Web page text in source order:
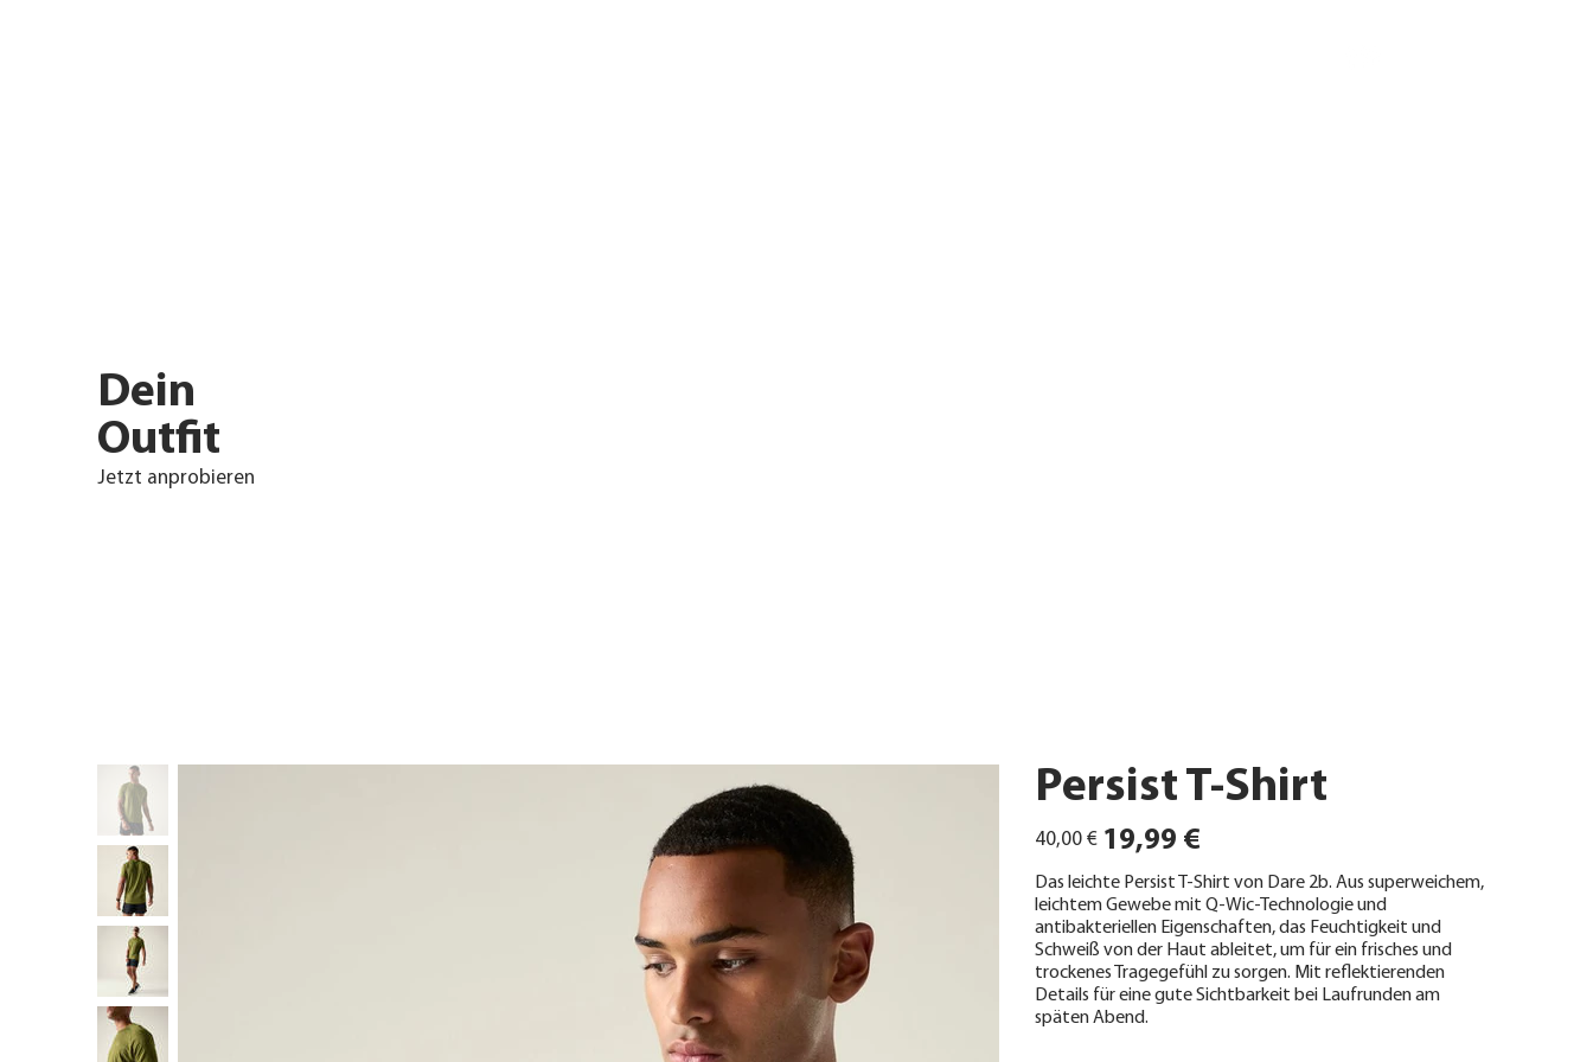
Persist T-Shirt
Ursprünglicher
Preis
40,00 € Angebotspreis
19,99 €
Das leichte Persist T-Shirt von Dare 2b. Aus superweichem,
leichtem Gewebe mit Q-Wic-Technologie und
antibakteriellen Eigenschaften, das Feuchtigkeit und
Schweiß von der Haut ableitet, um für ein frisches und
trockenes Tragegefühl zu sorgen. Mit reflektierenden
Details für eine gute Sichtbarkeit bei Laufrunden am
späten Abend.
Dein
Outfit
Jetzt anprobieren